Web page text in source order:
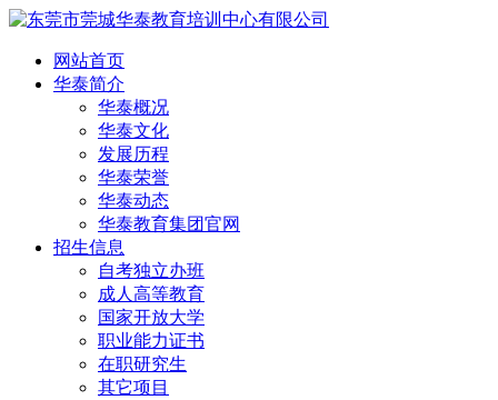
网站首页
华泰简介
华泰概况
华泰文化
发展历程
华泰荣誉
华泰动态
华泰教育集团官网
招生信息
自考独立办班
成人高等教育
国家开放大学
职业能力证书
在职研究生
其它项目